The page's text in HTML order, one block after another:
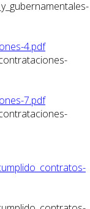
4.pdf
7.pdf